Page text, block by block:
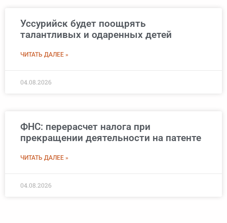
Уссурийск будет поощрять
талантливых и одаренных детей
ЧИТАТЬ ДАЛЕЕ »
04.08.2026
ФНС: перерасчет налога при
прекращении деятельности на патенте
ЧИТАТЬ ДАЛЕЕ »
04.08.2026